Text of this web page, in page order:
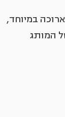
במיוחד,
המותג